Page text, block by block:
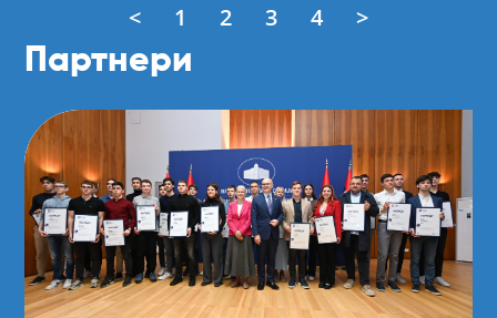
< 1 2 3 4 >
Партнери